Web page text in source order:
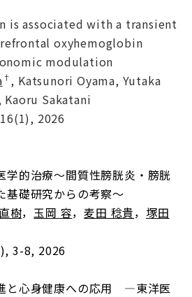
is associated with a transient
oxyhemoglobin
modulation
†, Katsunori Oyama, Yutaka
Kaoru Sakatani
2026
学的治療～間質性膀胱炎・膀胱
基礎研究からの考察～
樹， 玉岡 容，麦田 稔貴， 塚田
3-8, 2026
と心身健康への応用 ―東洋医